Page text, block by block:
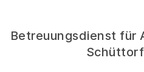
Betreuungsdienst für